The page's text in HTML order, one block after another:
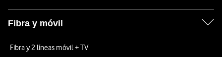
Fibra y móvil
Fibra y 2 líneas móvil + TV